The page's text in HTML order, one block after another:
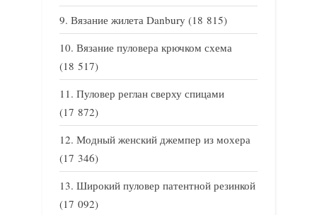
Вязание жилета Danbury (18 815)
Вязание пуловера крючком схема
(18 517)
Пуловер реглан сверху спицами
(17 872)
Модный женский джемпер из мохера
(17 346)
Широкий пуловер патентной резинкой
(17 092)